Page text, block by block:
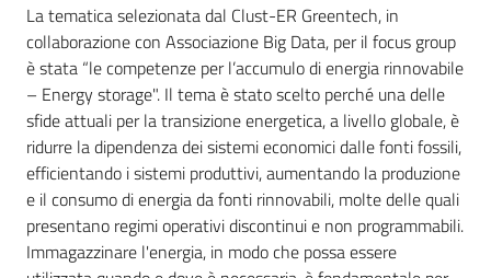
La tematica selezionata dal Clust-ER Greentech, in
collaborazione con Associazione Big Data, per il focus group
è stata “le competenze per l’accumulo di energia rinnovabile
– Energy storage". Il tema è stato scelto perché una delle
sfide attuali per la transizione energetica, a livello globale, è
ridurre la dipendenza dei sistemi economici dalle fonti fossili,
efficientando i sistemi produttivi, aumentando la produzione
e il consumo di energia da fonti rinnovabili, molte delle quali
presentano regimi operativi discontinui e non programmabili.
Immagazzinare l'energia, in modo che possa essere